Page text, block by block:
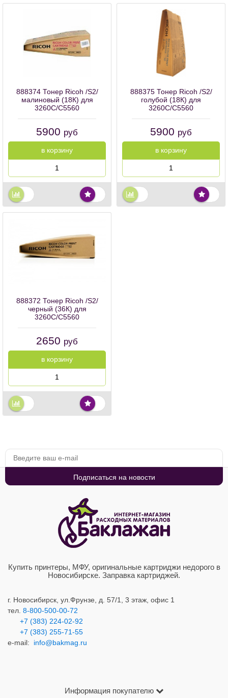
888374 Тонер Ricoh /S2/
малиновый (18К) для
3260C/C5560
5900 руб
в корзину
888375 Тонер Ricoh /S2/
голубой (18К) для
3260C/C5560
5900 руб
в корзину
888372 Тонер Ricoh /S2/
черный (36К) для
3260C/C5560
2650 руб
в корзину
Купить принтеры, МФУ, оригинальные картриджи недорого в
Новосибирске. Заправка картриджей.
г. Новосибирск, ул.Фрунзе, д. 57/1, 3 этаж, офис 1
тел. 8-800-500-00-72
+7 (383) 224-02-92
+7 (383) 255-71-55
e-mail: info@bakmag.ru
Информация покупателю